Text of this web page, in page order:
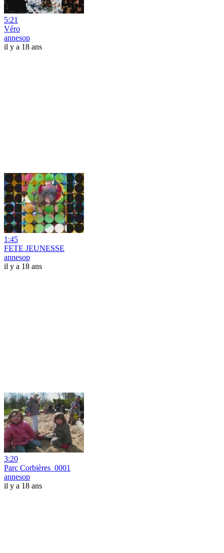
5:21
Véro
annesop
il y a 18 ans
1:45
FETE JEUNESSE
annesop
il y a 18 ans
3:20
Parc Corbières_0001
annesop
il y a 18 ans